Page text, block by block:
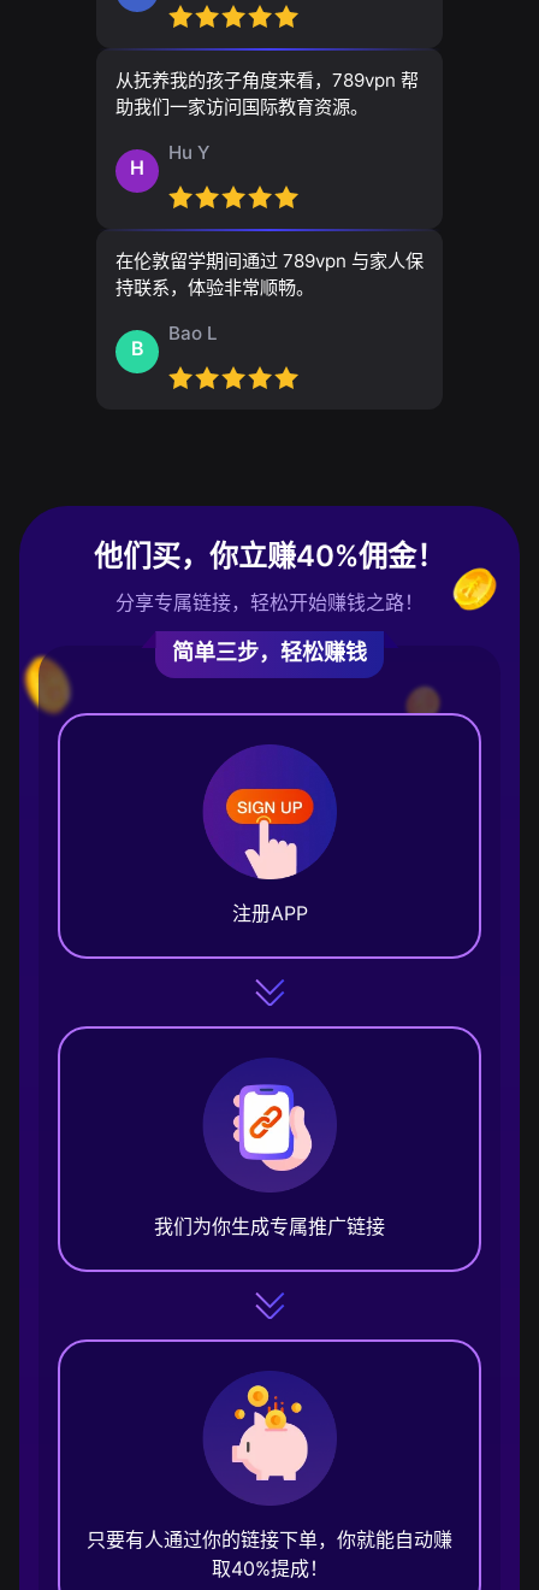
从抚养我的孩子角度来看，789vpn 帮
助我们一家访问国际教育资源。
H
Hu Y
在伦敦留学期间通过 789vpn 与家人保
持联系，体验非常顺畅。
B
Bao L
他们买，你立赚40%佣金！
分享专属链接，轻松开始赚钱之路！
简单三步，轻松赚钱
注册APP
我们为你生成专属推广链接
只要有人通过你的链接下单，你就能自动赚
取40%提成！